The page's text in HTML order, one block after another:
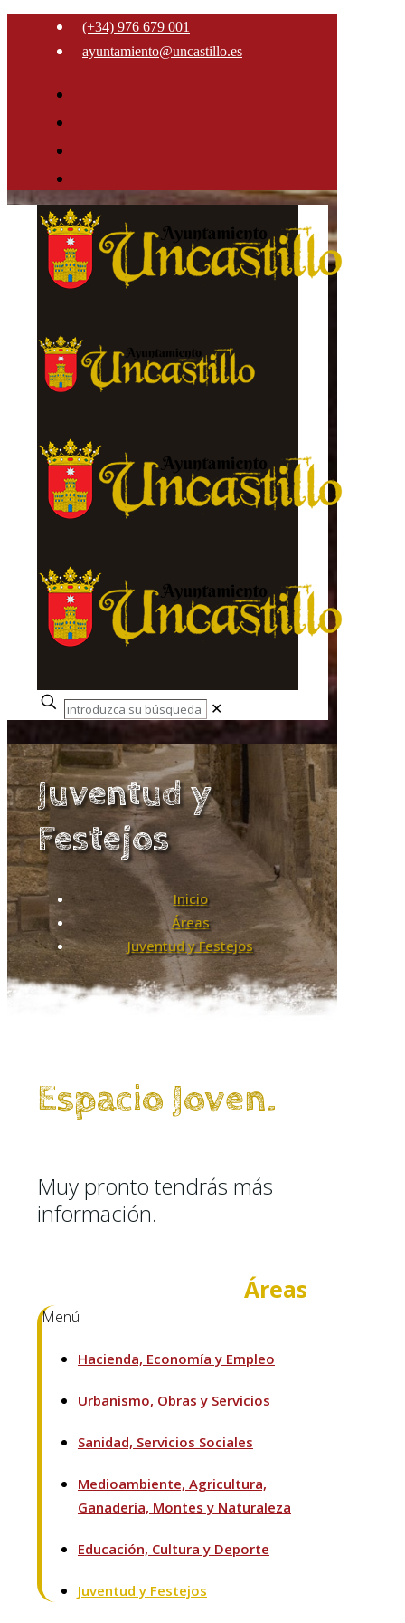
(+34) 976 679 001
ayuntamiento@uncastillo.es
✕
Juventud y
Festejos
Inicio
Áreas
Juventud y Festejos
Espacio Joven.
Muy pronto tendrás más
información.
Áreas
Menú
Hacienda, Economía y Empleo
Urbanismo, Obras y Servicios
Sanidad, Servicios Sociales
Medioambiente, Agricultura,
Ganadería, Montes y Naturaleza
Educación, Cultura y Deporte
Juventud y Festejos